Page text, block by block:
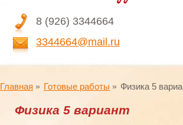
8 (926) 3344664
3344664@mail.ru
Главная Готовые работы Физика 5
Физика 5 вариант